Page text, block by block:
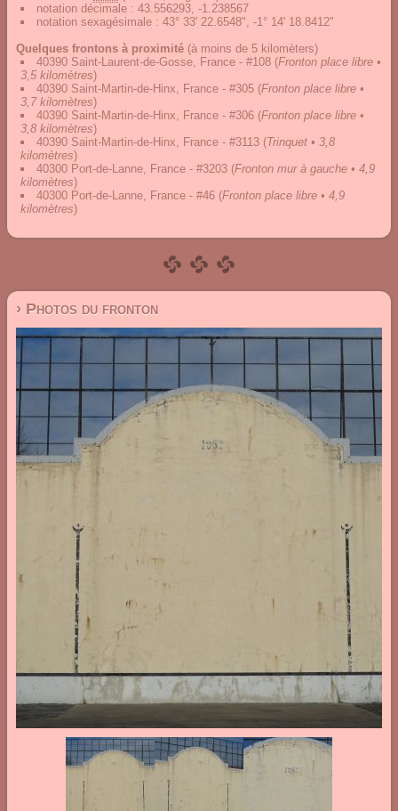
notation décimale : 43.556293, -1.238567
notation sexagésimale : 43° 33' 22.6548", -1° 14' 18.8412"
Quelques frontons à proximité (à moins de 5 kilomèters)
40390 Saint-Laurent-de-Gosse, France - #108 (Fronton place libre •
3,5 kilomètres)
40390 Saint-Martin-de-Hinx, France - #305 (Fronton place libre •
3,7 kilomètres)
40390 Saint-Martin-de-Hinx, France - #306 (Fronton place libre •
3,8 kilomètres)
40390 Saint-Martin-de-Hinx, France - #3113 (Trinquet • 3,8
kilomètres)
40300 Port-de-Lanne, France - #3203 (Fronton mur à gauche • 4,9
kilomètres)
40300 Port-de-Lanne, France - #46 (Fronton place libre • 4,9
kilomètres)
› Photos du fronton